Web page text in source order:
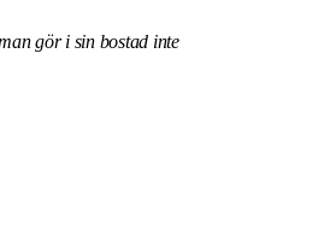
gör i sin bostad inte